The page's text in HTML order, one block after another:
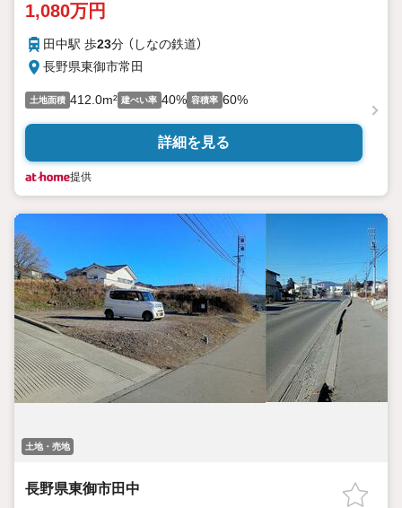
1,080万円
田中駅 歩23分 （しなの鉄道）
長野県東御市常田
土地面積 412.0m² 建ぺい率 40% 容積率 60%
詳細を見る
提供
土地・売地
長野県東御市田中